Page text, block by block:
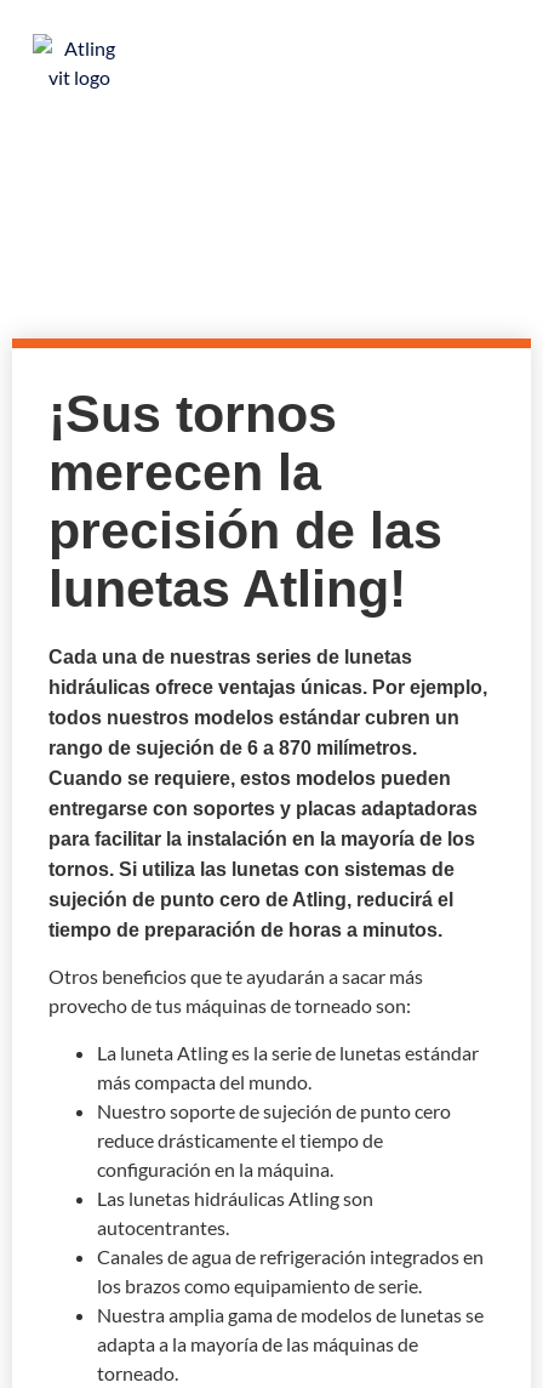
¡Sus tornos
merecen la
precisión de las
lunetas Atling!
Cada una de nuestras series de lunetas
hidráulicas ofrece ventajas únicas. Por ejemplo,
todos nuestros modelos estándar cubren un
rango de sujeción de 6 a 870 milímetros.
Cuando se requiere, estos modelos pueden
entregarse con soportes y placas adaptadoras
para facilitar la instalación en la mayoría de los
tornos. Si utiliza las lunetas con sistemas de
sujeción de punto cero de Atling, reducirá el
tiempo de preparación de horas a minutos.
Otros beneficios que te ayudarán a sacar más
provecho de tus máquinas de torneado son:
La luneta Atling es la serie de lunetas estándar
más compacta del mundo.
Nuestro soporte de sujeción de punto cero
reduce drásticamente el tiempo de
configuración en la máquina.
Las lunetas hidráulicas Atling son
autocentrantes.
Canales de agua de refrigeración integrados en
los brazos como equipamiento de serie.
Nuestra amplia gama de modelos de lunetas se
adapta a la mayoría de las máquinas de
torneado.